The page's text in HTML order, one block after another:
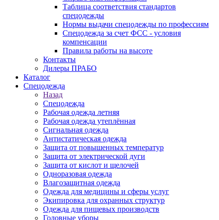
Таблица соответствия стандартов
спецодежды
Нормы выдачи спецодежды по профессиям
Спецодежда за счет ФСС - условия
компенсации
Правила работы на высоте
Контакты
Дилеры ПРАБО
Каталог
Спецодежда
Назад
Спецодежда
Рабочая одежда летняя
Рабочая одежда утеплённая
Сигнальная одежда
Антистатическая одежда
Защита от повышенных температур
Защита от электрической дуги
Защита от кислот и щелочей
Одноразовая одежда
Влагозащитная одежда
Одежда для медицины и сферы услуг
Экипировка для охранных структур
Одежда для пищевых производств
Головные уборы